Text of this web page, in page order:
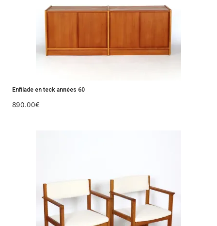
Enfilade en teck années 60
890.00€